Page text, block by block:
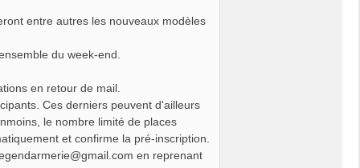
entre autres les nouveaux modèles
du week-end.
en retour de mail.
Ces derniers peuvent d'ailleurs
le nombre limité de places
et confirme la pré-inscription.
en reprenant